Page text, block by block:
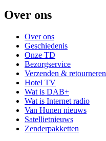
Over ons
Over ons
Geschiedenis
Onze TD
Bezorgservice
Verzenden & retourneren
Hotel TV
Wat is DAB+
Wat is Internet radio
Van Hunen nieuws
Satellietnieuws
Zenderpakketten